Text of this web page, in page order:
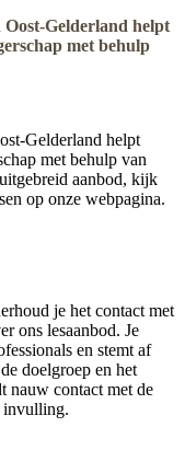
Gelderland helpt
met behulp
Gelderland helpt
met behulp van
aanbod, kijk
op onze webpagina.
je het contact met
ons lesaanbod. Je
en stemt af
doelgroep en het
nauw contact met de
invulling.